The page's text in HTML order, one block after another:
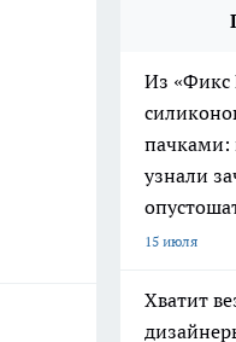
Из «Фикс
пачками:
узнали
15 июля
Хватит